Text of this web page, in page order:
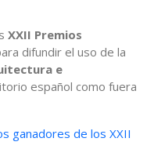
XXII Premios
difundir el uso de la
e
español como fuera
ganadores de los XXII